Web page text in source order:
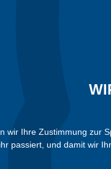
wir Ihre Zustimmung zur
passiert, und damit wir